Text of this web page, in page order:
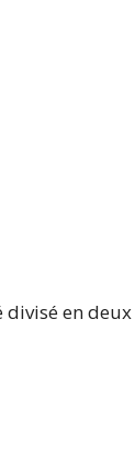
divisé en